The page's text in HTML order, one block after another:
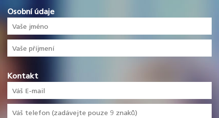
Osobní údaje
Kontakt